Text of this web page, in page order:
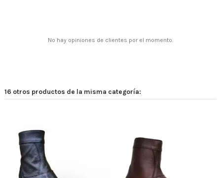
No hay opiniones de clientes por el momento.
16 otros productos de la misma categoría: